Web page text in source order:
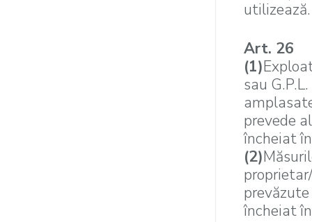
utilizează.
Art. 26
(1)
sau
prevede
încheiat
(2)
încheiat